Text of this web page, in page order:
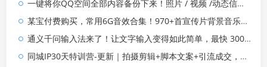
一键将你QQ空间全部内容备份下来！照片 / 视频 /动态信息全存本地，Github最新开源项目 QzoneArchive
某宝付费购买，常用6G音效合集！970+首宣传片背景音乐，无版权可商用大气素材，分类清晰，高质量内容
通义千问输入法来了！让文字输入变得如此简单，最快 300 字/分，AI 自动润色，说话秒变工整文字
同城IP30天特训营-更新｜拍摄剪辑+脚本文案+引流成交，打爆本地流量提升门店业绩实操教学